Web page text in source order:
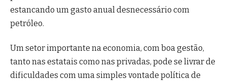
estancando um gasto anual desnecessário com
petróleo.
Um setor importante na economia, com boa gestão,
tanto nas estatais como nas privadas, pode se livrar de
dificuldades com uma simples vontade política de